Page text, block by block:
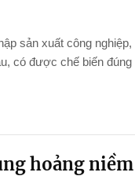
sản xuất công nghiệp,
có được chế biến đúng
hoảng niềm